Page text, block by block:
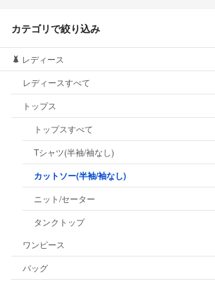
カテゴリで絞り込み
レディース
レディースすべて
トップス
トップスすべて
Tシャツ(半袖/袖なし)
カットソー(半袖/袖なし)
ニット/セーター
タンクトップ
ワンピース
バッグ